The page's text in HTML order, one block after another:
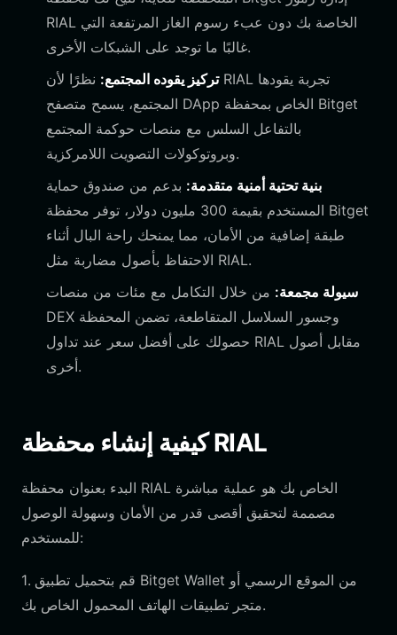
RIAL الخاصة بك دون عبء رسوم الغاز المرتفعة التي
غالبًا ما توجد على الشبكات الأخرى.
تركيز يقوده المجتمع: نظرًا لأن RIAL تجربة يقودها
المجتمع، يسمح متصفح DApp الخاص بمحفظة Bitget
بالتفاعل السلس مع منصات حوكمة المجتمع
وبروتوكولات التصويت اللامركزية.
بنية تحتية أمنية متقدمة: بدعم من صندوق حماية
المستخدم بقيمة 300 مليون دولار، توفر محفظة Bitget
طبقة إضافية من الأمان، مما يمنحك راحة البال أثناء
الاحتفاظ بأصول مضاربة مثل RIAL.
سيولة مجمعة: من خلال التكامل مع مئات من منصات
DEX وجسور السلاسل المتقاطعة، تضمن المحفظة
حصولك على أفضل سعر عند تداول RIAL مقابل أصول
أخرى.
كيفية إنشاء محفظة RIAL
البدء بعنوان محفظة RIAL الخاص بك هو عملية مباشرة
مصممة لتحقيق أقصى قدر من الأمان وسهولة الوصول
للمستخدم:
1. قم بتحميل تطبيق Bitget Wallet من الموقع الرسمي أو
متجر تطبيقات الهاتف المحمول الخاص بك.